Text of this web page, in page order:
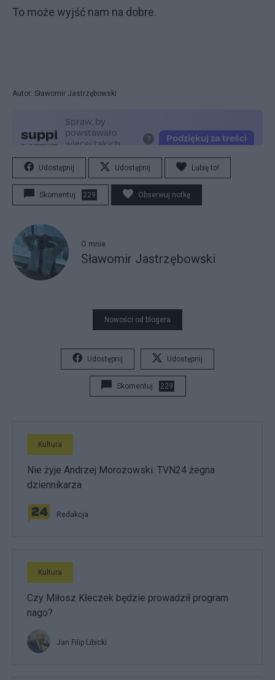
To może wyjść nam na dobre.
Autor: Sławomir Jastrzębowski
Udostępnij Udostępnij Lubię to!
Skomentuj 229 Obserwuj notkę
O mnie
Sławomir Jastrzębowski
Nowości od blogera
Udostępnij Udostępnij
Skomentuj 229
Kultura
Nie żyje Andrzej Morozowski. TVN24 żegna
dziennikarza
Redakcja
Kultura
Czy Miłosz Kłeczek będzie prowadził program
nago?
Jan Filip Libicki